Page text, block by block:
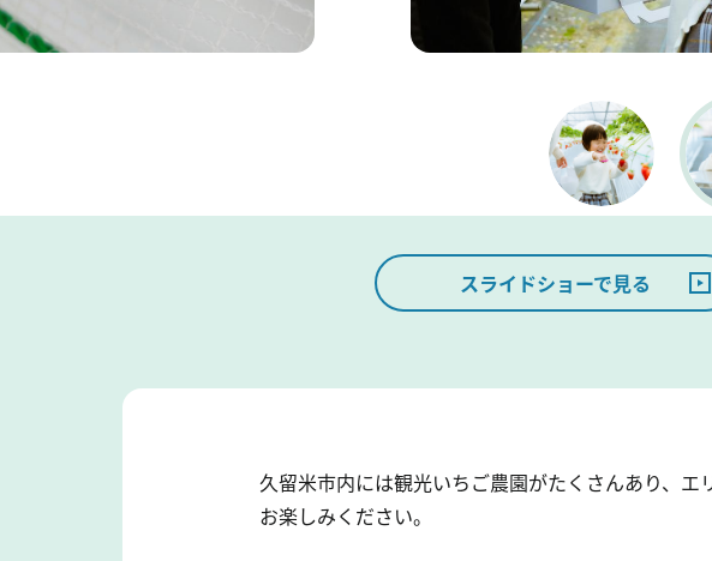
スライドショーで見る
久留米市内には観光いちご農園がたくさんあり、
お楽しみください。